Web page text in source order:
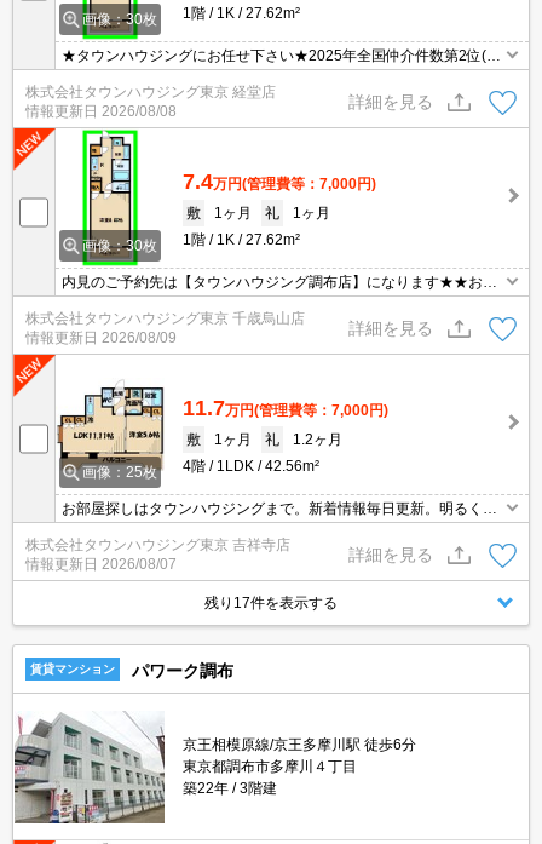
画像：30枚
1階
1K 27.62m²
★タウンハウジングにお任せ下さい★2025年全国仲介件数第2位(全
国賃貸新聞2026年掲載)★
株式会社タウンハウジング東京 経堂店
情報更新日 2026/08/08
詳細を見る
画像：30枚
7.4万円(管理費等：7,000円)
敷
1ヶ月 礼
1ヶ月
1階
1K 27.62m²
内見のご予約先は【タウンハウジング調布店】になります★★お間
違いなく♪
株式会社タウンハウジング東京 千歳烏山店
情報更新日 2026/08/09
詳細を見る
画像：25枚
11.7万円(管理費等：7,000円)
敷
1ヶ月 礼
1.2ヶ月
4階
1LDK 42.56m²
お部屋探しはタウンハウジングまで。新着情報毎日更新。明るく元
気なスタッフがお待ちしております。
株式会社タウンハウジング東京 吉祥寺店
情報更新日 2026/08/07
詳細を見る
残り17件を表示する
賃貸マンション パワーク調布
京王相模原線/京王多摩川駅 徒歩6分
東京都調布市多摩川４丁目
築22年
3階建